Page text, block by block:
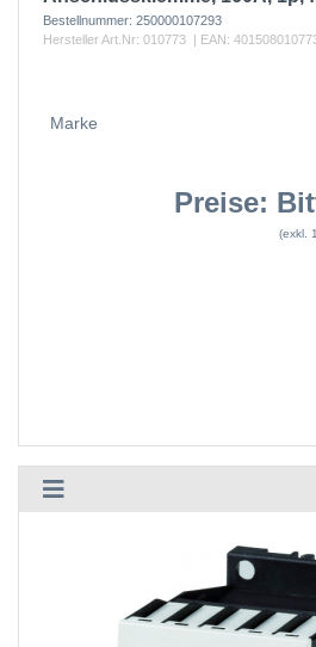
Bestellnummer: 250000107293
Hersteller Art.Nr: 010773 | EAN:
Marke
Preise:
(exkl.